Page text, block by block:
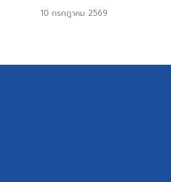
10 กรกฎาคม 2569